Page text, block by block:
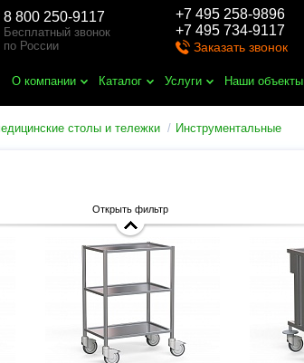
8 800 250-9117
Бесплатный звонок
по России
+7 495 258-9896
+7 495 734-9117
Заказать звонок
О компании Каталог Услуги Наши объекты
столы и тележки Инструментальные
Открыть фильтр